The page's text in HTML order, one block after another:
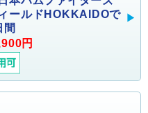
ールドHOKKAIDOで
間
円